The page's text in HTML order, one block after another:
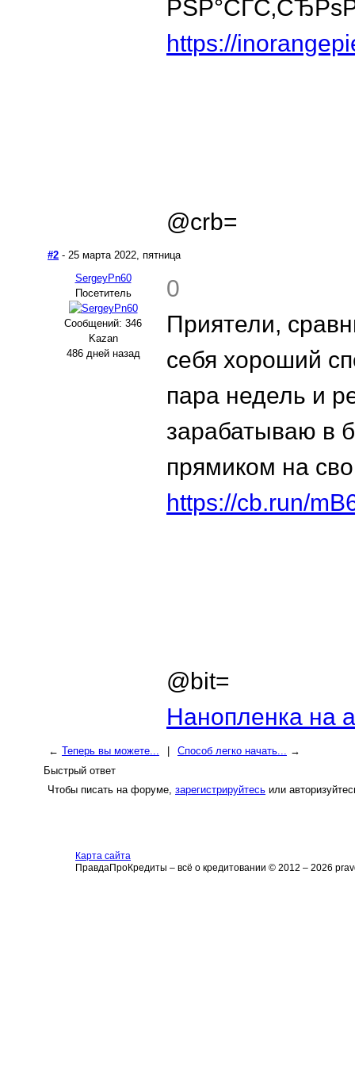
https://
@crb=
#2 - 25 марта 2022, пятница
SergeyPn60
Посетитель
Сообщений: 346
Kazan
486 дней назад
0
Приятели,
себя хороший
пара недель и
зарабатываю в
прямиком на
https://cb.run/
@bit=
Нанопленка на
← Теперь вы можете... Способ легко начать... →
Быстрый ответ
Чтобы писать на форуме, зарегистрируйтесь или
Карта сайта
ПравдаПроКредиты – всё о кредитовании © 2012 – 2026